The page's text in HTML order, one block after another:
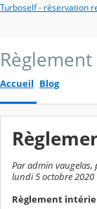
Turboself - réservation
Accueil Blog
Par admin vaugelas,
lundi 5 octobre 2020
Règlement